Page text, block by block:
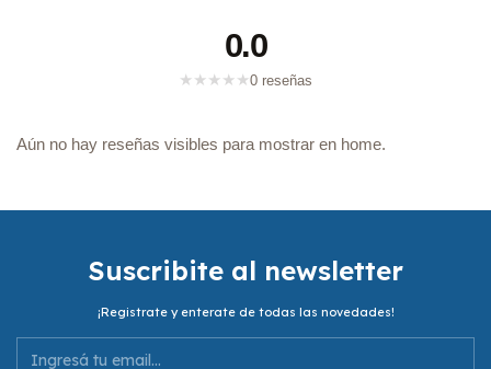
0.0
★ ★ ★ ★ ★0 reseñas
Aún no hay reseñas visibles para mostrar en home.
Suscribite al newsletter
¡Registrate y enterate de todas las novedades!